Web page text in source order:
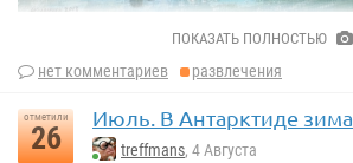
Короленко Иван Иванович.
Портрет Высоцкого. 2013.
ПОКАЗАТЬ ПОЛНОСТЬЮ
нет комментариев развлечения
отметили
26
Июль. В Антарктиде зима.
treffmans, 4 Августа